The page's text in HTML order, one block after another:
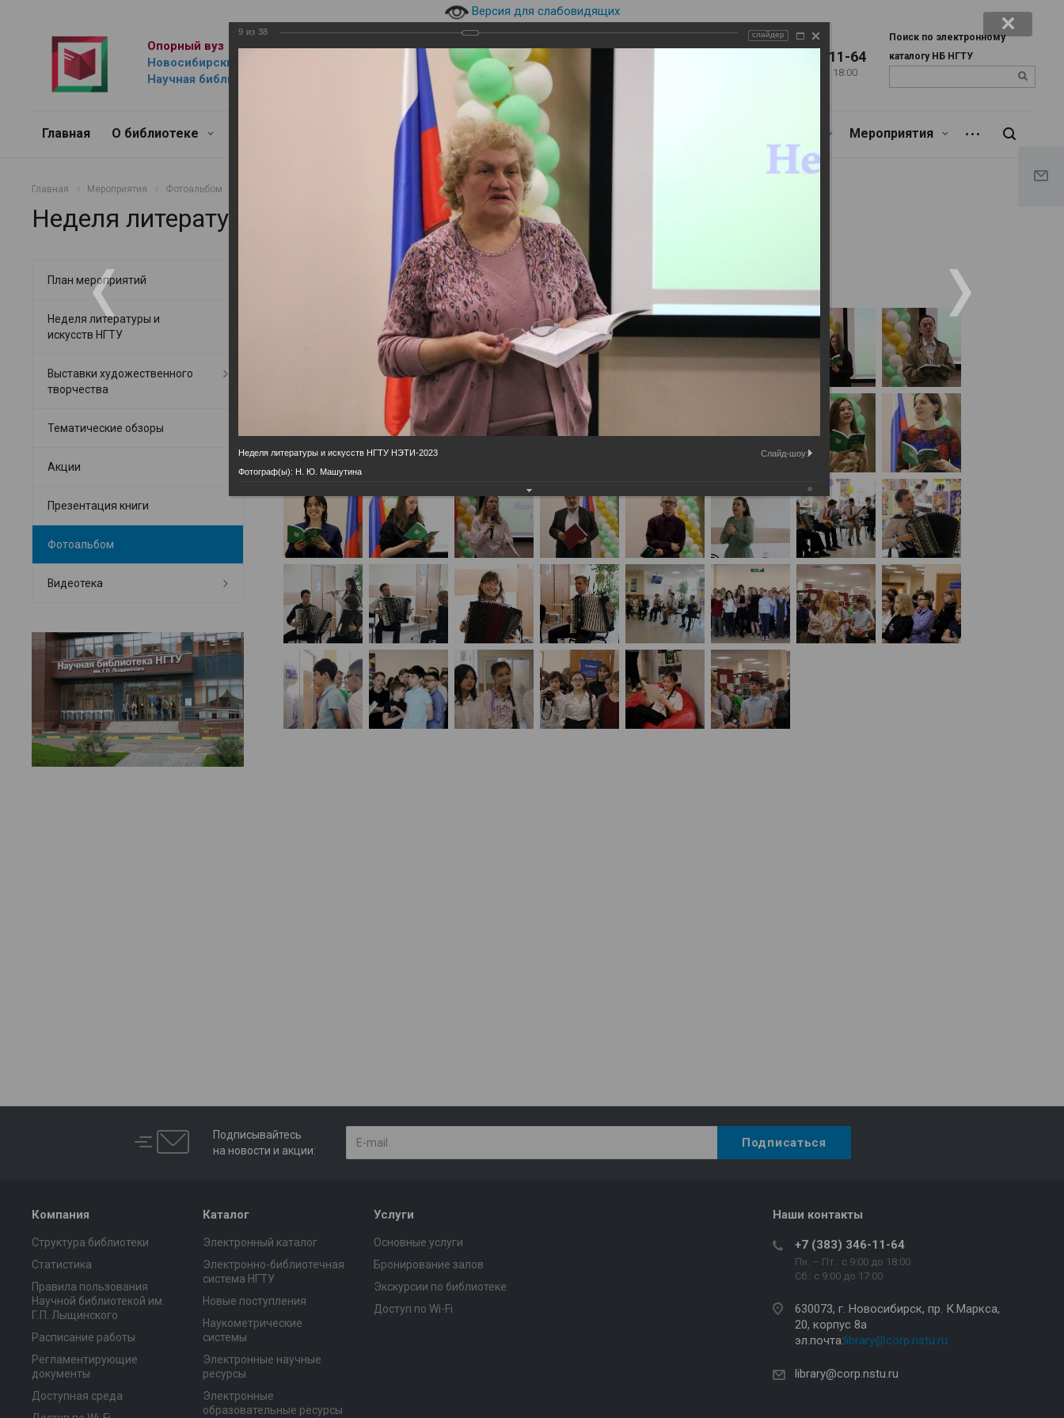
Версия для слабовидящих
Опорный вуз
Новосибирский государственный технический университет НГТУ НЭТИ
Научная библиотека им. Г.П. Лыщинского
+7 (383) 346-11-64
Пн. – Пт.: с 9:00 до 18:00
Поиск по электронному
каталогу НБ НГТУ
630073, г. Новосибирск, пр.
Главная О библиотеке Навигация Студентам Мероприятия
Главная Мероприятия Фотоальбом Неделя литературы и искусств НГТУ НЭТИ-2023
Неделя литературы и искусств НГТУ НЭТИ-2023
Неделя литературы и искусств НГТУ НЭТИ-2023
План мероприятий
Неделя литературы и
искусств НГТУ
Выставки художественного
творчества
Тематические обзоры
Акции
Презентация книги
Фотоальбом
Видеотека
Подписывайтесь
на новости и акции:
Компания
Структура библиотеки
Статистика
Правила пользования
Научной библиотекой им.
Г.П. Лыщинского
Расписание работы
Регламентирующие
документы
Доступная среда
Каталог
Электронный каталог
Электронно-библиотечная
система НГТУ
Новые поступления
Наукометрические
системы
Электронные научные
ресурсы
Электронные
образовательные ресурсы
Услуги
Основные услуги
Бронирование залов
Экскурсии по библиотеке
Доступ по Wi-Fi
Наши контакты
+7 (383) 346-11-64
Пн. – Пт.: с 9:00 до 18:00
Сб.: c 9:00 до 17:00
630073, г. Новосибирск, пр. К.Маркса,
20, корпус 8а
эл.почта:library@corp.nstu.ru
library@corp.nstu.ru
9 из 38 слайдер
Неделя литературы и искусств НГТУ НЭТИ-2023
Фотограф(ы): Н. Ю. Машутина
Слайд-шоу: